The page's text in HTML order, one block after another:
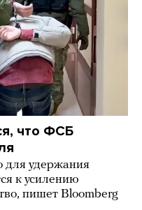
что ФСБ
для удержания
к усилению
пишет Bloomberg